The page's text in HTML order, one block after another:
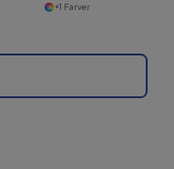
+1 Farver